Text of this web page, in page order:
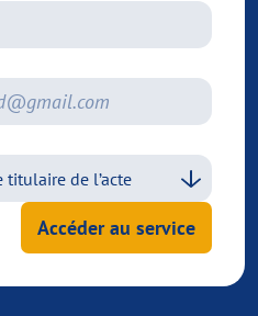
Accéder au service